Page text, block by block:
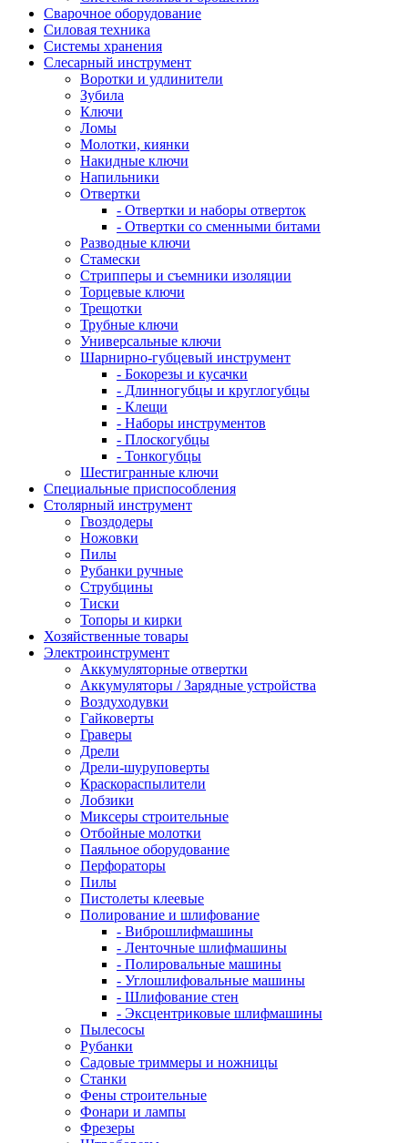
Сварочное оборудование
Силовая техника
Системы хранения
Слесарный инструмент
Воротки и удлинители
Зубила
Ключи
Ломы
Молотки, киянки
Накидные ключи
Напильники
Отвертки
- Отвертки и наборы отверток
- Отвертки со сменными битами
Разводные ключи
Стамески
Стрипперы и съемники изоляции
Торцевые ключи
Трещотки
Трубные ключи
Универсальные ключи
Шарнирно-губцевый инструмент
- Бокорезы и кусачки
- Длинногубцы и круглогубцы
- Клещи
- Наборы инструментов
- Плоскогубцы
- Тонкогубцы
Шестигранные ключи
Специальные приспособления
Столярный инструмент
Гвоздодеры
Ножовки
Пилы
Рубанки ручные
Струбцины
Тиски
Топоры и кирки
Хозяйственные товары
Электроинструмент
Аккумуляторные отвертки
Аккумуляторы / Зарядные устройства
Воздуходувки
Гайковерты
Граверы
Дрели
Дрели-шуруповерты
Краскораспылители
Лобзики
Миксеры строительные
Отбойные молотки
Паяльное оборудование
Перфораторы
Пилы
Пистолеты клеевые
Полирование и шлифование
- Виброшлифмашины
- Ленточные шлифмашины
- Полировальные машины
- Углошлифовальные машины
- Шлифование стен
- Эксцентриковые шлифмашины
Пылесосы
Рубанки
Садовые триммеры и ножницы
Станки
Фены строительные
Фонари и лампы
Фрезеры